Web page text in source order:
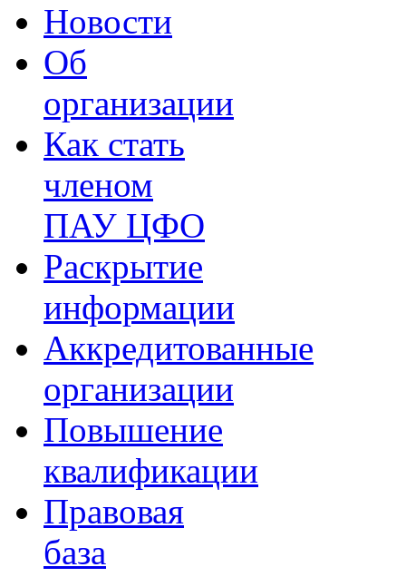
Новости
Об
организации
Как стать
членом
ПАУ ЦФО
Раскрытие
информации
Аккредитованные
организации
Повышение
квалификации
Правовая
база